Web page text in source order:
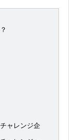
ャレンジ企